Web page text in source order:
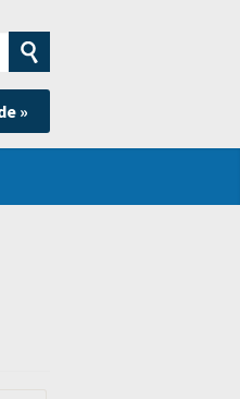
Soumettre
la
recherche
»